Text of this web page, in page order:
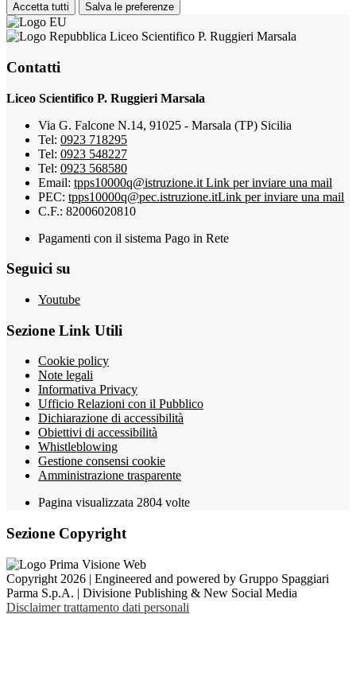
Accetta tutti Salva le preferenze
Liceo Scientifico P. Ruggieri Marsala
Contatti
Liceo Scientifico P. Ruggieri Marsala
Via G. Falcone N.14, 91025 - Marsala (TP) Sicilia
Tel: 0923 718295
Tel: 0923 548227
Tel: 0923 568580
Email: tpps10000q@istruzione.it Link per inviare una mail
PEC: tpps10000q@pec.istruzione.itLink per inviare una mail
C.F.: 82006020810
Pagamenti con il sistema Pago in Rete
Seguici su
Youtube
Sezione Link Utili
Cookie policy
Note legali
Informativa Privacy
Ufficio Relazioni con il Pubblico
Dichiarazione di accessibilità
Obiettivi di accessibilità
Whistleblowing
Gestione consensi cookie
Amministrazione trasparente
Pagina visualizzata 2804 volte
Sezione Copyright
Copyright 2026 | Engineered and powered by Gruppo Spaggiari
Parma S.p.A. | Divisione Publishing & New Social Media
Disclaimer trattamento dati personali